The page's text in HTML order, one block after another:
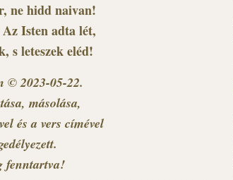
ne hidd naivan!
Isten adta lét,
s leteszek eléd!
© 2023-05-22.
másolása,
és a vers címével
fenntartva!